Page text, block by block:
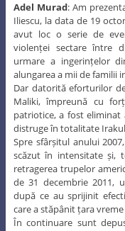
Adel Murad: Am
Iliescu, la data de 19
avut loc o serie de
violenței sectare între
urmare a ingerințelor
alungarea a mii de familii
Dar datorită eforturilor
Maliki, împreună cu
patriotice, a fost eliminat
distruge în totalitate
Spre sfârșitul anului
scăzut în intensitate și,
retragerea trupelor
de 31 decembrie 2011,
după ce au sprijinit
care a stăpânit țara
În continuare sunt